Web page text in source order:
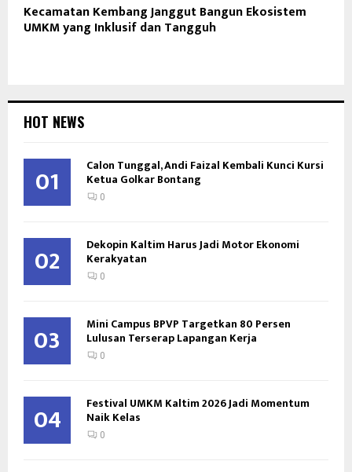
Kecamatan Kembang Janggut Bangun Ekosistem
UMKM yang Inklusif dan Tangguh
HOT NEWS
01 Calon Tunggal, Andi Faizal Kembali Kunci Kursi
Ketua Golkar Bontang
0
02 Dekopin Kaltim Harus Jadi Motor Ekonomi
Kerakyatan
0
03 Mini Campus BPVP Targetkan 80 Persen
Lulusan Terserap Lapangan Kerja
0
04 Festival UMKM Kaltim 2026 Jadi Momentum
Naik Kelas
0